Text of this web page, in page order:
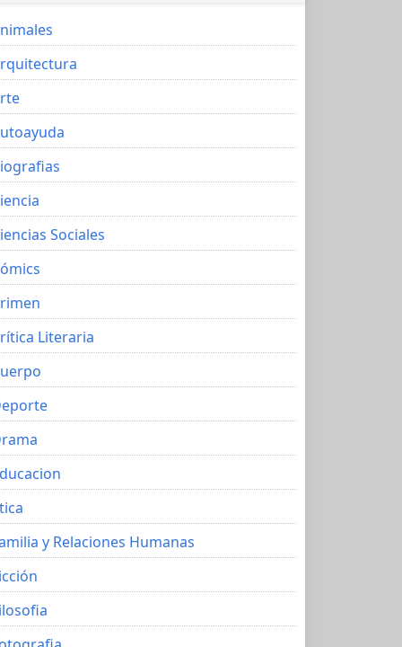
Sociales
Literaria
y Relaciones Humanas